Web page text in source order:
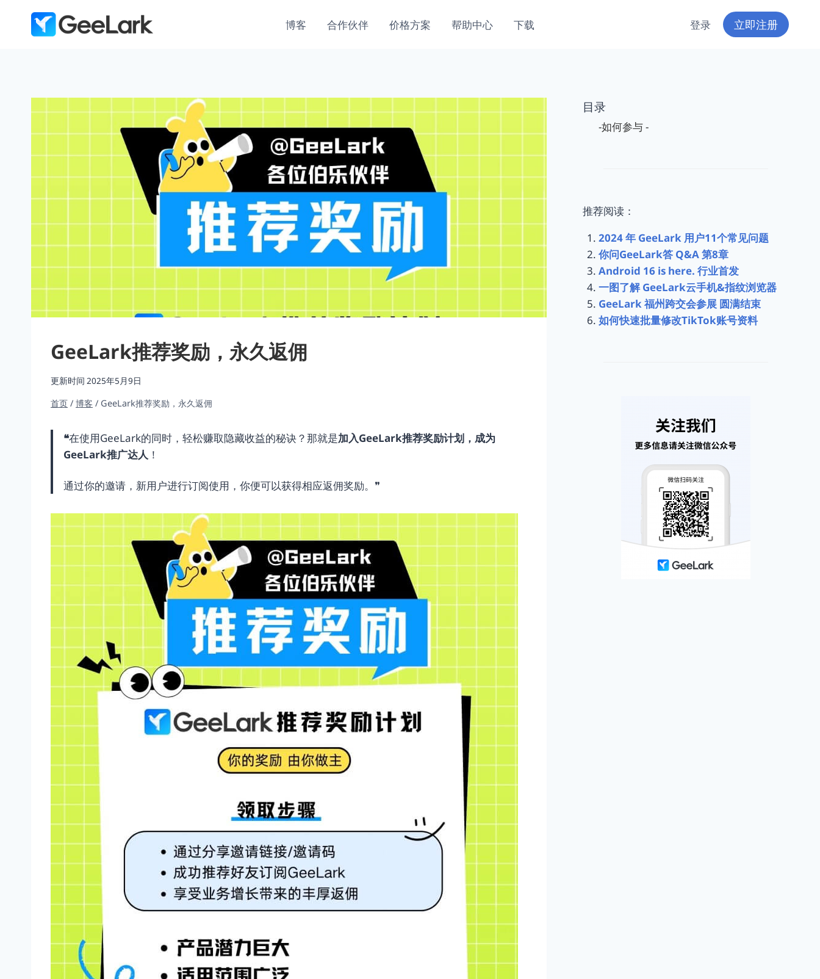
博客 合作伙伴 价格方案 帮助中心 下载 登录 立即注册
GeeLark推荐奖励，永久返佣
更新时间 2025年5月9日
首页 / 博客 / GeeLark推荐奖励，永久返佣
❝在使用GeeLark的同时，轻松赚取隐藏收益的秘诀？那就是加入GeeLark推荐奖励计划，成为
GeeLark推广达人 ！
通过你的邀请，新用户进行订阅使用，你便可以获得相应返佣奖励。❞
目录
-如何参与 -
推荐阅读：
2024 年 GeeLark 用户11个常见问题
你问GeeLark答 Q&A 第8章
Android 16 is here. 行业首发
一图了解 GeeLark云手机&指纹浏览器
GeeLark 福州跨交会参展 圆满结束
如何快速批量修改TikTok账号资料